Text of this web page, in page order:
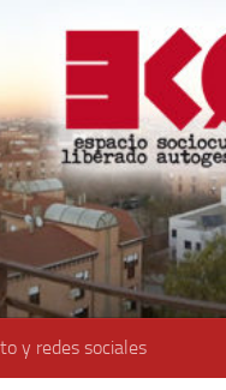
y redes sociales